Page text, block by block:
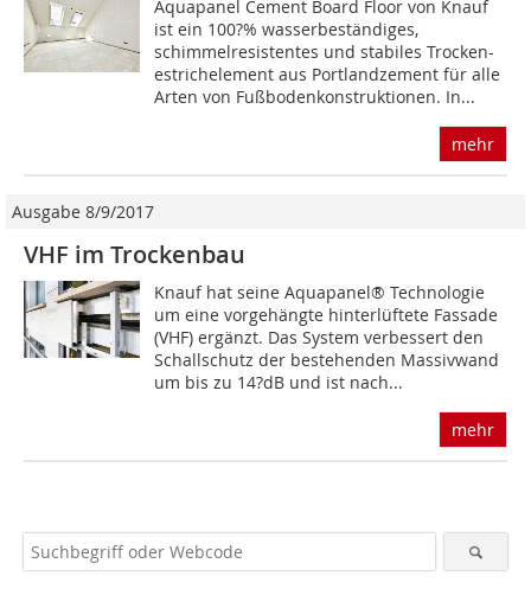
Aquapanel Cement Board Floor von Knauf
ist ein 100?% wasserbeständiges,
schimmelresistentes und stabiles Trocken-
estrichelement aus Portlandzement für alle
Arten von Fußbodenkonstruktionen. In...
mehr
Ausgabe 8/9/2017
VHF im Trockenbau
Knauf hat seine Aquapanel® Technologie
um eine vorgehängte hinterlüftete Fassade
(VHF) ergänzt. Das System verbessert den
Schallschutz der bestehenden Massivwand
um bis zu 14?dB und ist nach...
mehr